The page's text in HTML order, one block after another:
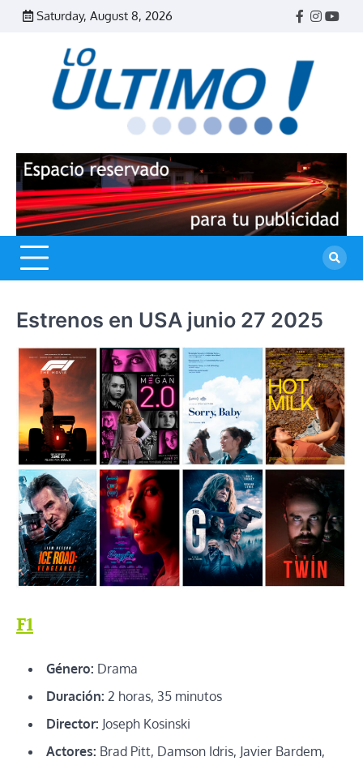
Skip
Saturday, August 8, 2026
Facebook
Estrenos en USA junio 27 2025
F1
Género: Drama
Duración: 2 horas, 35 minutos
Director: Joseph Kosinski
Actores: Brad Pitt, Damson Idris, Javier Bardem,